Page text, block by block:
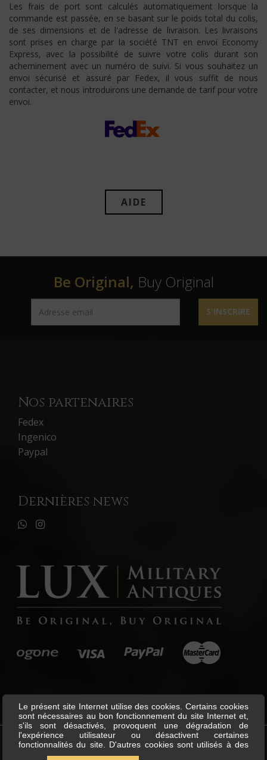
Les frais de port sont calculés automatiquement lorsque la
commande est passée, en se basant sur le poids total du colis,
de ses dimensions et de l'adresse de livraison. Les livraisons
sont prises en charge par la société TNT en envoi Economy
Express, avec la possibilité de suivre votre colis durant son
acheminement avec un numéro de suivi. Si vous souhaitez un
envoi sécurisé et assuré par Fedex, il vous suffit de nous
contacter, et nous introduirons une demande de tarif pour votre
envoi.
AIDE
Be Original, Buy Original
S'INSCRIRE
Nos partenaires
Fedex
Ingenico
Paypal
Dernières news
Lux Military Antiques
Le présent site Internet utilise des cookies. Certains cookies
sont nécessaires au bon fonctionnement du site Internet et,
s'ils sont désactivés, provoquent une dégradation de
l'expérience utilisateur ou désactivent certaines
fonctionnalités du site. D'autres cookies sont utilisés à des
fins d'analyse ou de marketing. Les cookies nous permettent